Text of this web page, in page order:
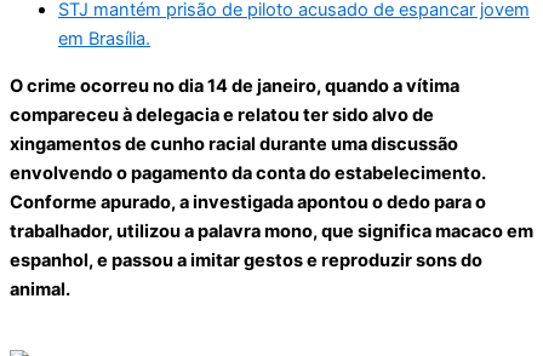
STJ mantém prisão de piloto acusado de espancar jovem
em Brasília.
O crime ocorreu no dia 14 de janeiro, quando a vítima
compareceu à delegacia e relatou ter sido alvo de
xingamentos de cunho racial durante uma discussão
envolvendo o pagamento da conta do estabelecimento.
Conforme apurado, a investigada apontou o dedo para o
trabalhador, utilizou a palavra mono, que significa macaco em
espanhol, e passou a imitar gestos e reproduzir sons do
animal.